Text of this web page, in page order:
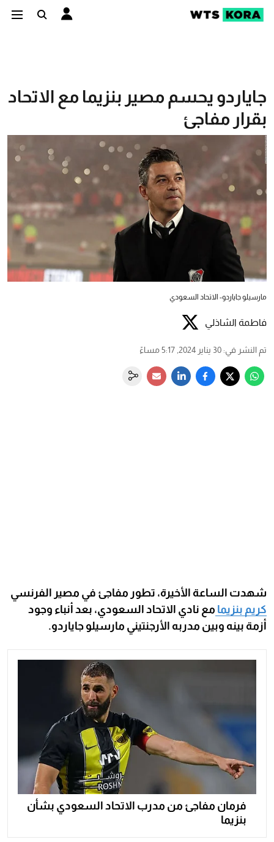
جاياردو يحسم مصير بنزيما مع الاتحاد
بقرار مفاجئ
مارسيلو جاياردو- الاتحاد السعودي
فاطمة الشاذلي
تم النشر في: 30 يناير 2024, 5:17 مساءً
شهدت الساعة الأخيرة، تطور مفاجئ في مصير الفرنسي
كريم بنزيما مع نادي الاتحاد السعودي، بعد أنباء وجود
أزمة بينه وبين مدربه الأرجنتيني مارسيلو جاياردو.
فرمان مفاجئ من مدرب الاتحاد السعودي بشأن
بنزيما